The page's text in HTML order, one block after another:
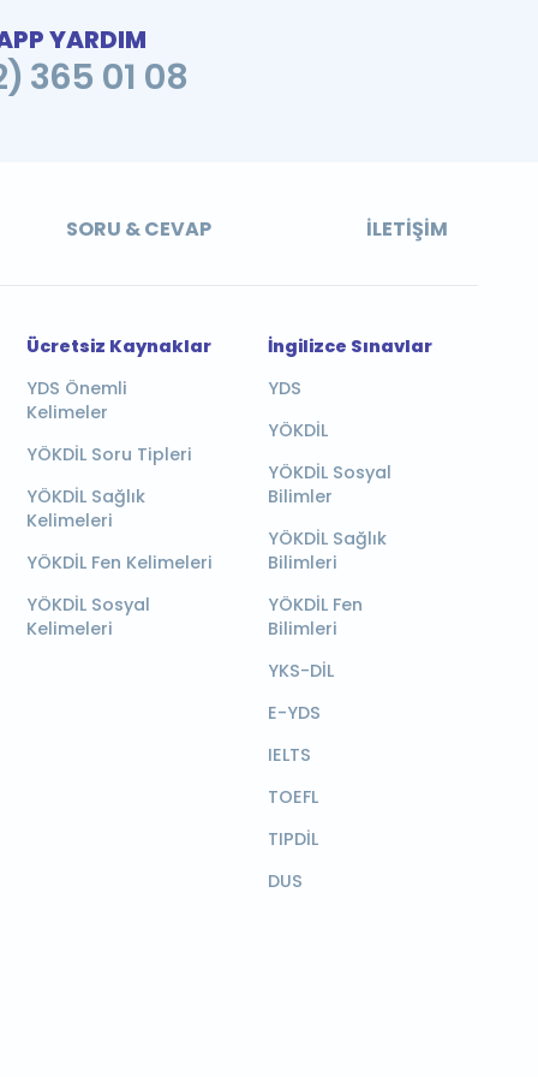
YARDIM
365 01 08
SORU & CEVAP İLETIŞIM
Ücretsiz Kaynaklar
YDS Önemli
Kelimeler
YÖKDİL Soru Tipleri
YÖKDİL Sağlık
Kelimeleri
YÖKDİL Fen Kelimeleri
YÖKDİL Sosyal
Kelimeleri
İngilizce Sınavlar
YDS
YÖKDİL
YÖKDİL Sosyal
Bilimler
YÖKDİL Sağlık
Bilimleri
YÖKDİL Fen
Bilimleri
YKS-DİL
E-YDS
IELTS
TOEFL
TIPDİL
DUS